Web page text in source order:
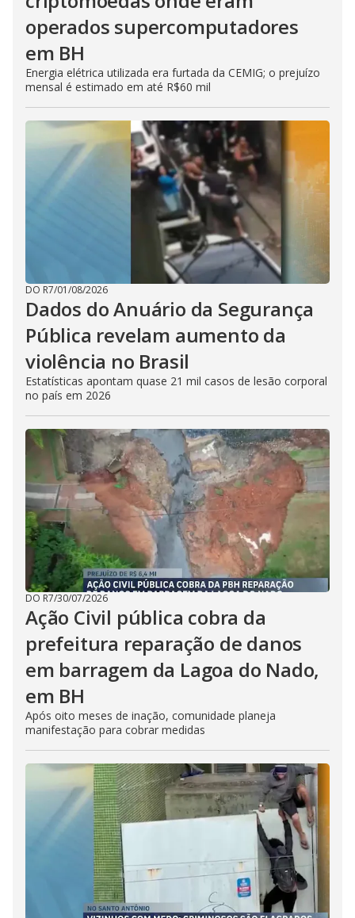
operados supercomputadores
em BH
Energia elétrica utilizada era furtada da CEMIG; o prejuízo
mensal é estimado em até R$60 mil
DO R7/01/08/2026
Dados do Anuário da Segurança
Pública revelam aumento da
violência no Brasil
Estatísticas apontam quase 21 mil casos de lesão corporal
no país em 2026
DO R7/30/07/2026
Ação Civil pública cobra da
prefeitura reparação de danos
em barragem da Lagoa do Nado,
em BH
Após oito meses de inação, comunidade planeja
manifestação para cobrar medidas